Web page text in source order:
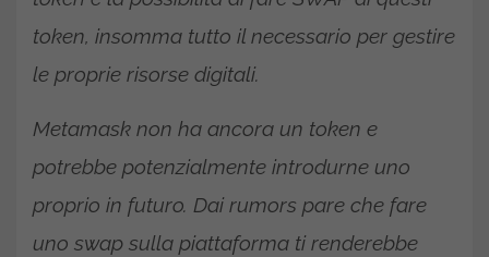
token, insomma tutto il necessario per gestire
le proprie risorse digitali.
Metamask non ha ancora un token e
potrebbe potenzialmente introdurne uno
proprio in futuro. Dai rumors pare che fare
uno swap sulla piattaforma ti renderebbe